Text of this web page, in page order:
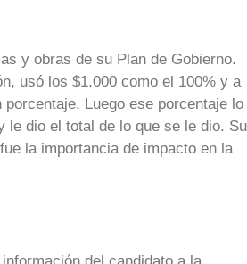
y obras de su Plan de Gobierno.
usó los $1.000 como el 100% y a
porcentaje. Luego ese porcentaje lo
le dio el total de lo que se le dio. Su
la importancia de impacto en la